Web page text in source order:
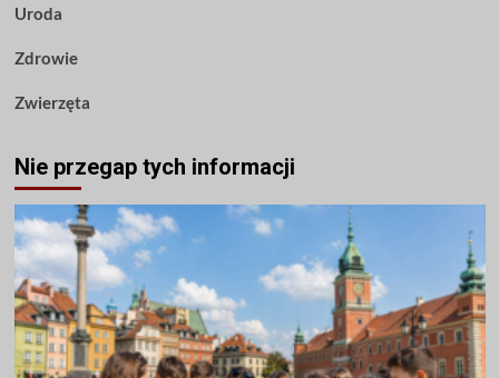
Uroda
Zdrowie
Zwierzęta
Nie przegap tych informacji